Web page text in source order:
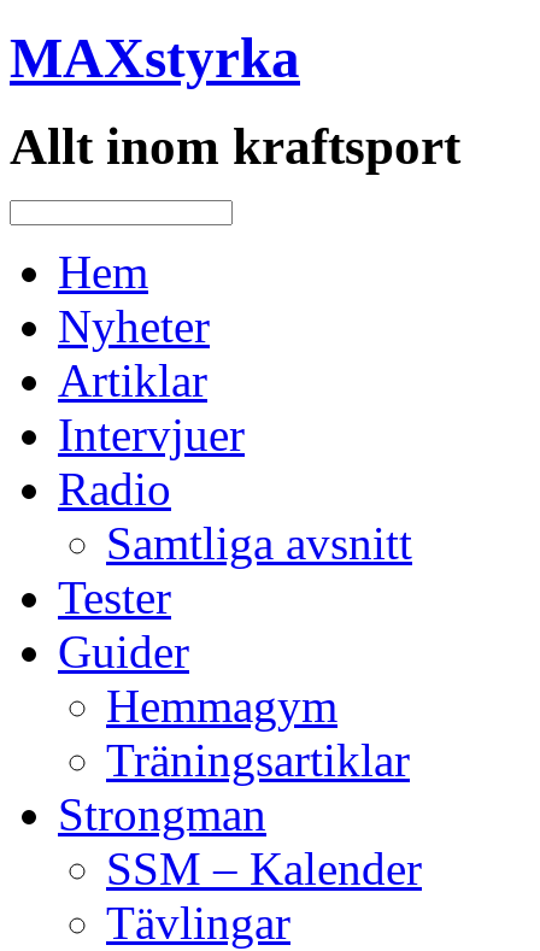
MAXstyrka
Allt inom kraftsport
Hem
Nyheter
Artiklar
Intervjuer
Radio
Samtliga avsnitt
Tester
Guider
Hemmagym
Träningsartiklar
Strongman
SSM – Kalender
Tävlingar